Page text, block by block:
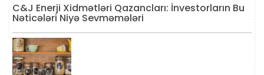
C&J Enerji Xidmətləri Qazancları: İnvestorların Bu
Nəticələri Niyə Sevməmələri